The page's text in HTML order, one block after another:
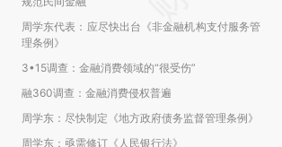
周学东代表：应尽快出台《非金融机构支付服务管
理条例》
3•15调查：金融消费领域的“很受伤”
融360调查：金融消费侵权普遍
周学东：尽快制定《地方政府债务监督管理条例》
周学东：亟需修订《人民银行法》